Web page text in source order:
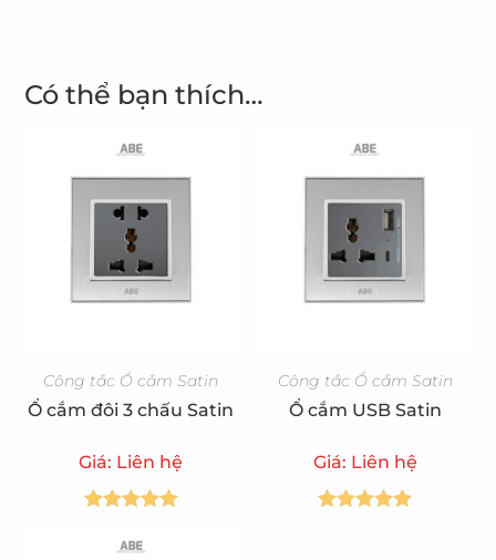
Có thể bạn thích…
Công tắc Ổ cắm Satin
Ổ cắm đôi 3 chấu Satin
Giá: Liên hệ
hạng5.00
Công tắc Ổ cắm Satin
Ổ cắm USB Satin
Giá: Liên hệ